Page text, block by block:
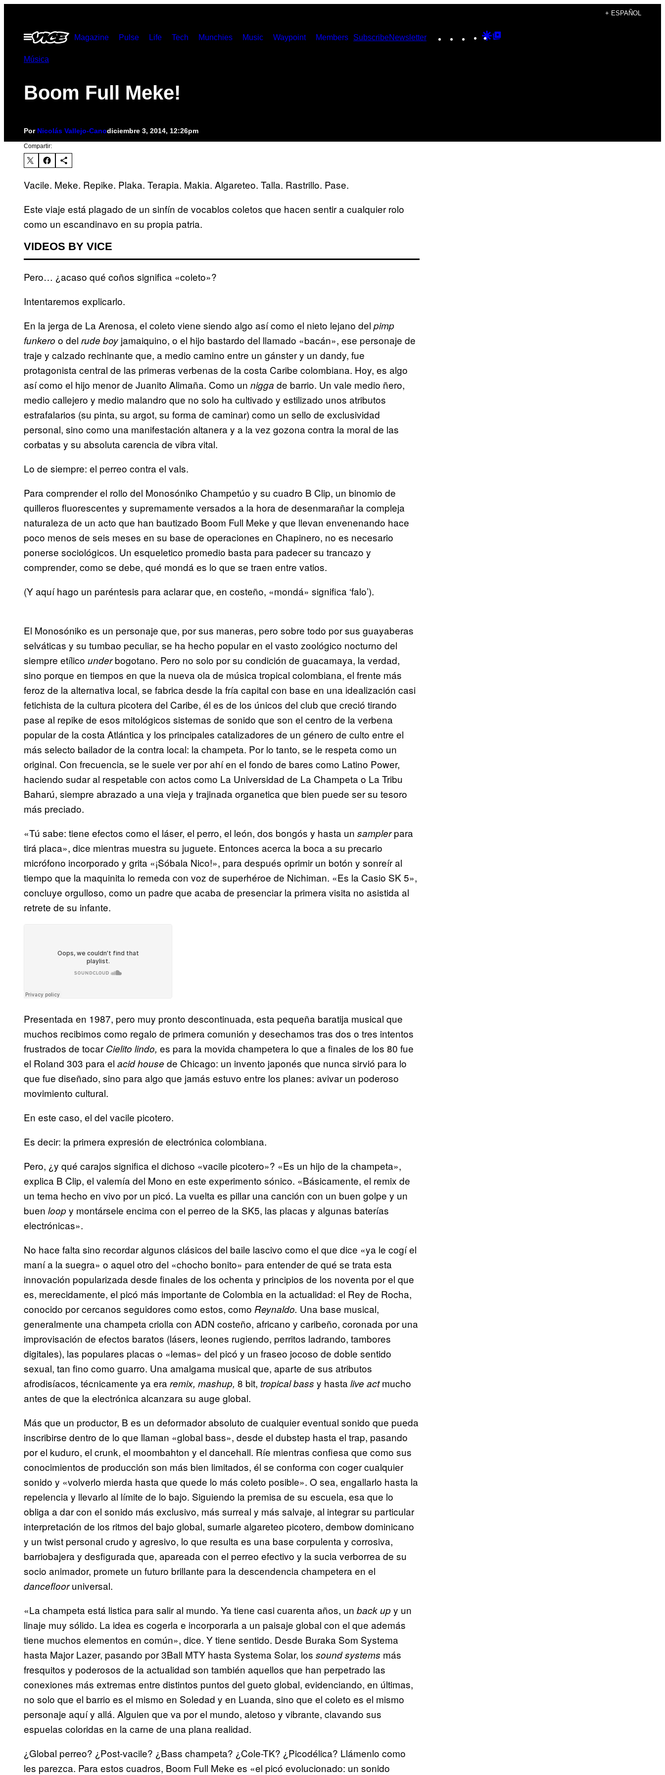
contenido
+ ESPAÑOL
Abrir
Menú
Magazine Pulse Life Tech Munchies Music Waypoint Members SubscribeNewsletter Instagram
TikTokYouTube
Google
Música
Boom Full Meke!
Por Nicolás Vallejo-Canodiciembre 3, 2014, 12:26pm
Compartir:
Vacile. Meke. Repike. Plaka. Terapia. Makia. Algareteo. Talla. Rastrillo. Pase.
Este viaje está plagado de un sinfín de vocablos coletos que hacen sentir a cualquier rolo
como un escandinavo en su propia patria.
VIDEOS BY VICE
Pero… ¿acaso qué coños significa «coleto»?
Intentaremos explicarlo.
En la jerga de La Arenosa, el coleto viene siendo algo así como el nieto lejano del pimp
funkero o del rude boy jamaiquino, o el hijo bastardo del llamado «bacán», ese personaje de
traje y calzado rechinante que, a medio camino entre un gánster y un dandy, fue
protagonista central de las primeras verbenas de la costa Caribe colombiana. Hoy, es algo
así como el hijo menor de Juanito Alimaña. Como un nigga de barrio. Un vale medio ñero,
medio callejero y medio malandro que no solo ha cultivado y estilizado unos atributos
estrafalarios (su pinta, su argot, su forma de caminar) como un sello de exclusividad
personal, sino como una manifestación altanera y a la vez gozona contra la moral de las
corbatas y su absoluta carencia de vibra vital.
Lo de siempre: el perreo contra el vals.
Para comprender el rollo del Monosóniko Champetúo y su cuadro B Clip, un binomio de
quilleros fluorescentes y supremamente versados a la hora de desenmarañar la compleja
naturaleza de un acto que han bautizado Boom Full Meke y que llevan envenenando hace
poco menos de seis meses en su base de operaciones en Chapinero, no es necesario
ponerse sociológicos. Un esqueletico promedio basta para padecer su trancazo y
comprender, como se debe, qué mondá es lo que se traen entre vatios.
(Y aquí hago un paréntesis para aclarar que, en costeño, «mondá» significa ‘falo’).
El Monosóniko es un personaje que, por sus maneras, pero sobre todo por sus guayaberas
selváticas y su tumbao peculiar, se ha hecho popular en el vasto zoológico nocturno del
siempre etílico underbogotano. Pero no solo por su condición de guacamaya, la verdad,
sino porque en tiempos en que la nueva ola de música tropical colombiana, el frente más
feroz de la alternativa local, se fabrica desde la fría capital con base en una idealización casi
fetichista de la cultura picotera del Caribe, él es de los únicos del club que creció tirando
pase al repike de esos mitológicos sistemas de sonido que son el centro de la verbena
popular de la costa Atlántica y los principales catalizadores de un género de culto entre el
más selecto bailador de la contra local: la champeta. Por lo tanto, se le respeta como un
original. Con frecuencia, se le suele ver por ahí en el fondo de bares como Latino Power,
haciendo sudar al respetable con actos como La Universidad de La Champeta o La Tribu
Baharú, siempre abrazado a una vieja y trajinada organetica que bien puede ser su tesoro
más preciado.
«Tú sabe: tiene efectos como el láser, el perro, el león, dos bongós y hasta un samplerpara
tirá placa», dice mientras muestra su juguete. Entonces acerca la boca a su precario
micrófono incorporado y grita «¡Sóbala Nico!», para después oprimir un botón y sonreír al
tiempo que la maquinita lo remeda con voz de superhéroe de Nichiman. «Es la Casio SK 5»,
concluye orgulloso, como un padre que acaba de presenciar la primera visita no asistida al
retrete de su infante.
Presentada en 1987, pero muy pronto descontinuada, esta pequeña baratija musical que
muchos recibimos como regalo de primera comunión y desechamos tras dos o tres intentos
frustrados de tocar Cielito lindo, es para la movida champetera lo que a finales de los 80 fue
el Roland 303 para el acid house de Chicago: un invento japonés que nunca sirvió para lo
que fue diseñado, sino para algo que jamás estuvo entre los planes: avivar un poderoso
movimiento cultural.
En este caso, el del vacile picotero.
Es decir: la primera expresión de electrónica colombiana.
Pero, ¿y qué carajos significa el dichoso «vacile picotero»? «Es un hijo de la champeta»,
explica B Clip, el valemía del Mono en este experimento sónico. «Básicamente, el remix de
un tema hecho en vivo por un picó. La vuelta es pillar una canción con un buen golpe y un
buen loopy montársele encima con el perreo de la SK5, las placas y algunas baterías
electrónicas».
No hace falta sino recordar algunos clásicos del baile lascivo como el que dice «ya le cogí el
maní a la suegra» o aquel otro del «chocho bonito» para entender de qué se trata esta
innovación popularizada desde finales de los ochenta y principios de los noventa por el que
es, merecidamente, el picó más importante de Colombia en la actualidad: el Rey de Rocha,
conocido por cercanos seguidores como estos, como Reynaldo. Una base musical,
generalmente una champeta criolla con ADN costeño, africano y caribeño, coronada por una
improvisación de efectos baratos (lásers, leones rugiendo, perritos ladrando, tambores
digitales), las populares placas o «lemas» del picó y un fraseo jocoso de doble sentido
sexual, tan fino como guarro. Una amalgama musical que, aparte de sus atributos
afrodisíacos, técnicamente ya era remix, mashup, 8 bit, tropical bass y hasta live actmucho
antes de que la electrónica alcanzara su auge global.
Más que un productor, B es un deformador absoluto de cualquier eventual sonido que pueda
inscribirse dentro de lo que llaman «global bass», desde el dubstep hasta el trap, pasando
por el kuduro, el crunk, el moombahton y el dancehall. Ríe mientras confiesa que como sus
conocimientos de producción son más bien limitados, él se conforma con coger cualquier
sonido y «volverlo mierda hasta que quede lo más coleto posible». O sea, engallarlo hasta la
repelencia y llevarlo al límite de lo bajo. Siguiendo la premisa de su escuela, esa que lo
obliga a dar con el sonido más exclusivo, más surreal y más salvaje, al integrar su particular
interpretación de los ritmos del bajo global, sumarle algareteo picotero, dembow dominicano
y un twist personal crudo y agresivo, lo que resulta es una base corpulenta y corrosiva,
barriobajera y desfigurada que, apareada con el perreo efectivo y la sucia verborrea de su
socio animador, promete un futuro brillante para la descendencia champetera en el
danceflooruniversal.
«La champeta está listica para salir al mundo. Ya tiene casi cuarenta años, un back upy un
linaje muy sólido. La idea es cogerla e incorporarla a un paisaje global con el que además
tiene muchos elementos en común», dice. Y tiene sentido. Desde Buraka Som Systema
hasta Major Lazer, pasando por 3Ball MTY hasta Systema Solar, los sound systems más
fresquitos y poderosos de la actualidad son también aquellos que han perpetrado las
conexiones más extremas entre distintos puntos del gueto global, evidenciando, en últimas,
no solo que el barrio es el mismo en Soledad y en Luanda, sino que el coleto es el mismo
personaje aquí y allá. Alguien que va por el mundo, aletoso y vibrante, clavando sus
espuelas coloridas en la carne de una plana realidad.
¿Global perreo? ¿Post-vacile? ¿Bass champeta? ¿Cole-TK? ¿Picodélica? Llámenlo como
les parezca. Para estos cuadros, Boom Full Meke es «el picó evolucionado: un sonido